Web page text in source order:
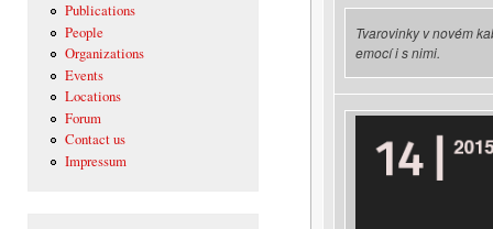
Publications
People
Organizations
Events
Locations
Forum
Contact us
Impressum
Tvarovinky v novém
emocí i s nimi.